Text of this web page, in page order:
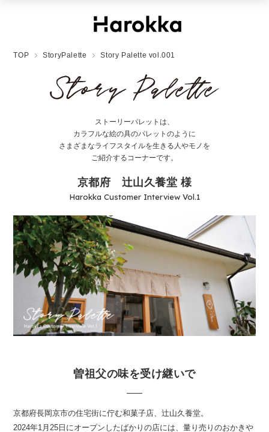
TOP StoryPalette Story Palette vol.001
ストーリーパレットは、
カラフルな絵の具のパレットのように
さまざまなライフスタイルを生きる人やモノを
ご紹介するコーナーです。
京都府 辻山久養堂 様
Harokka Customer Interview Vol.1
曽祖父の味を受け継いで
京都府長岡京市の住宅街に佇む和菓子店、辻山久養堂。
2024年1月25日にオープンしたばかりの店には、量り売りのおかきや